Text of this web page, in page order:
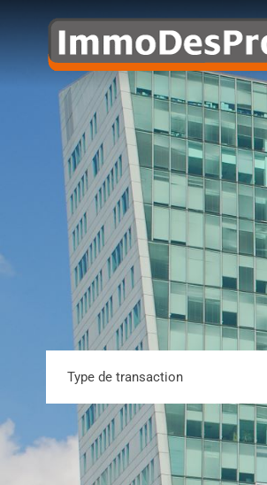
Type de transaction
Tous les types